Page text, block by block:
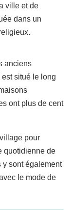
ville et de
dans un
anciens
situé le long
ont plus de cent
pour
quotidienne de
y sont également
le mode de